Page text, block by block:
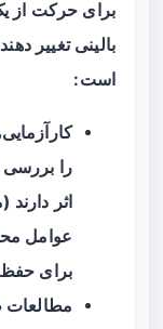
برای حرکت از
بالینی تغییر
است:
را
اثر
عوامل
برای
مطالعات